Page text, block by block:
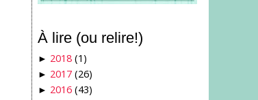
À lire (ou relire!)
► 2018 (1)
► 2017 (26)
► 2016 (43)